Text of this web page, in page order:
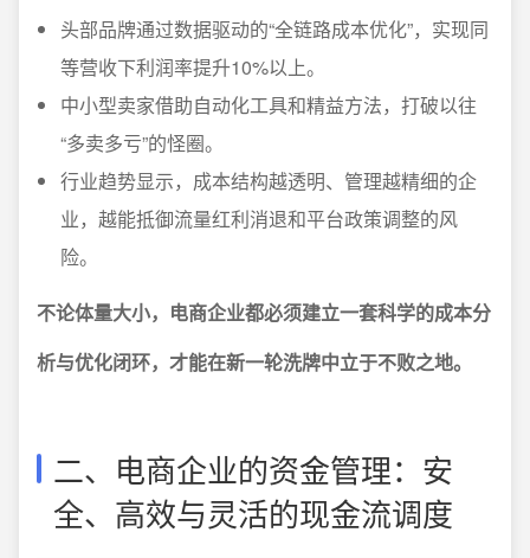
头部品牌通过数据驱动的“全链路成本优化”，实现同
等营收下利润率提升10%以上。
中小型卖家借助自动化工具和精益方法，打破以往
“多卖多亏”的怪圈。
行业趋势显示，成本结构越透明、管理越精细的企
业，越能抵御流量红利消退和平台政策调整的风
险。
不论体量大小，电商企业都必须建立一套科学的成本分
析与优化闭环，才能在新一轮洗牌中立于不败之地。
二、电商企业的资金管理：安
全、高效与灵活的现金流调度